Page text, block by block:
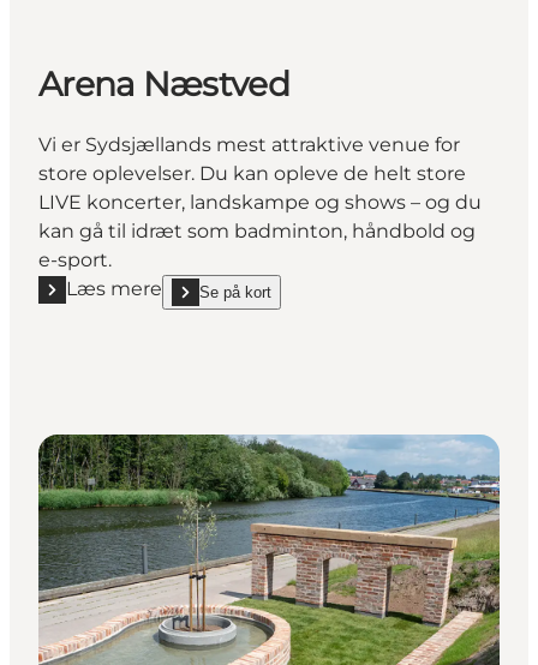
Arena Næstved
Vi er Sydsjællands mest attraktive venue for
store oplevelser. Du kan opleve de helt store
LIVE koncerter, landskampe og shows – og du
kan gå til idræt som badminton, håndbold og
e-sport.
Læs mere
Læs mere "Arena Næstved"
Se på kort
show Arena Næstved on_map